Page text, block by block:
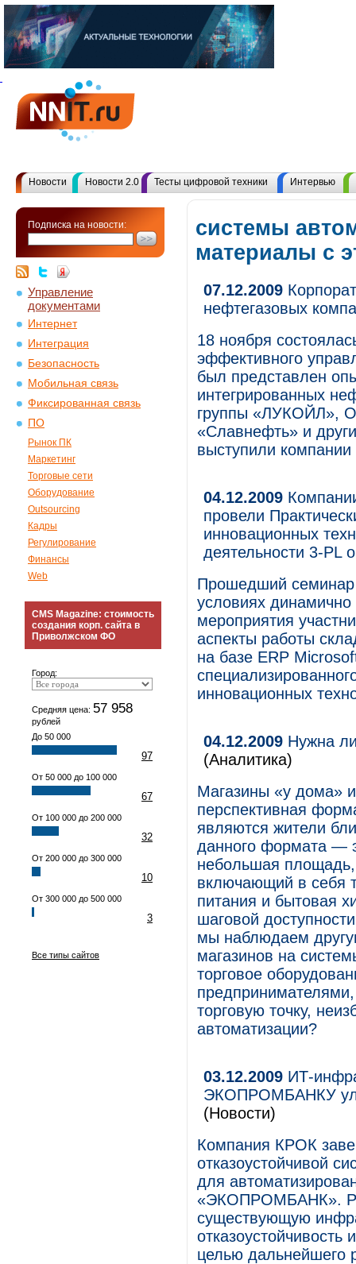
Новости Новости 2.0 Тесты цифровой техники Интервью
Подписка на новости:
Управление
документами
Интернет
Интеграция
Безопасность
Мобильная связь
Фиксированная связь
ПО
Рынок ПК
Маркетинг
Торговые сети
Оборудование
Outsourcing
Кадры
Регулирование
Финансы
Web
CMS Magazine: стоимость
создания корп. сайта в
Приволжском ФО
Город:
Средняя цена: 57 958
рублей
До 50 000
97
От 50 000 до 100 000
67
От 100 000 до 200 000
32
От 200 000 до 300 000
10
От 300 000 до 500 000
3
Все типы сайтов
системы
материалы с
07.12.2009
нефтегазовых
18 ноября
эффективного
был представлен
интегрированных
группы «ЛУКОЙЛ»,
«Славнефть» и
выступили
04.12.2009
провели
инновационных
деятельности 3-PL
Прошедший семинар
условиях
мероприятия
аспекты работы
на базе ERP
инновационных
04.12.2009 Нужна
(Аналитика)
Магазины «у дома»
перспективная
являются жители
данного формата —
небольшая
включающий в себя
питания и бытовая
шаговой
мы наблюдаем
магазинов на
торговое
торговую точку,
автоматизации?
03.12.2009 ИТ-
ЭКОПРОМБАНКУ
(Новости)
Компания КРОК
отказоустойчивой
для
«ЭКОПРОМБАНК».
существующую
целью дальнейшего